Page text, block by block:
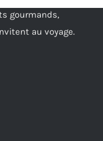
gourmands,
au voyage.